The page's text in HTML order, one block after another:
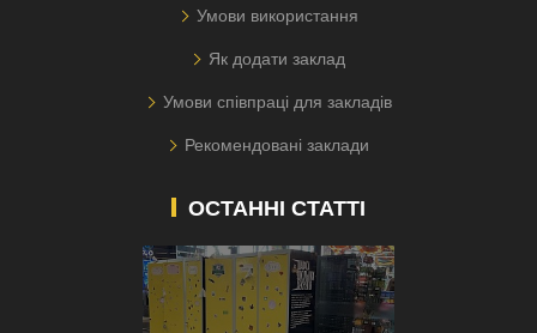
Умови використання
Як додати заклад
Умови співпраці для закладів
Рекомендовані заклади
ОСТАННІ СТАТТІ